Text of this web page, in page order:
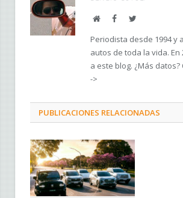
Web FacebookTwitter
Periodista desde 1994 y
autos de toda la vida. En
a este blog. ¿Más datos?
->
PUBLICACIONES RELACIONADAS